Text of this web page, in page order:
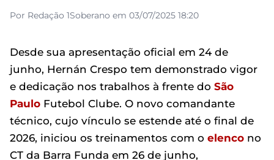
Por Redação 1Soberano em 03/07/2025 18:20
Desde sua apresentação oficial em 24 de
junho, Hernán Crespo tem demonstrado vigor
e dedicação nos trabalhos à frente do São
Paulo Futebol Clube. O novo comandante
técnico, cujo vínculo se estende até o final de
2026, iniciou os treinamentos com o elenco no
CT da Barra Funda em 26 de junho,